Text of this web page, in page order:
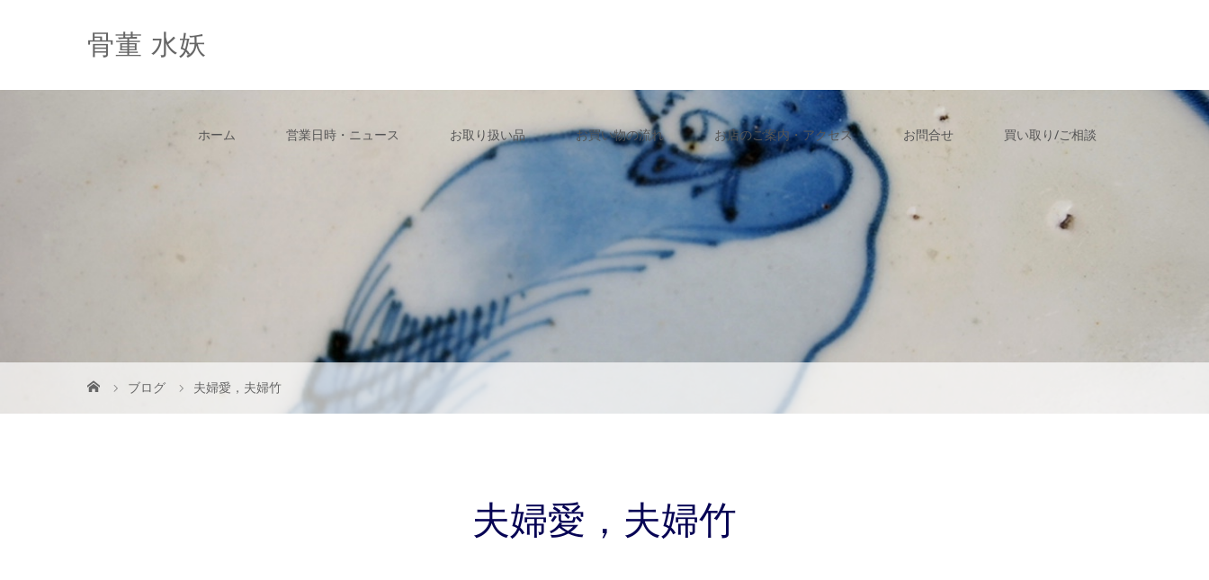
骨董 水妖
ホーム 営業日時・ニュース お取り扱い品 お買い物の流れ お店のご案内・アクセス お問合せ 買い取り/ご相談
ブログ 夫婦愛，夫婦竹
夫婦愛，夫婦竹